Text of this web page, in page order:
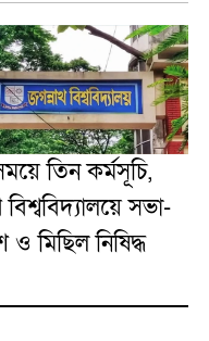
তিন কর্মসূচি,
সভা-
ও মিছিল নিষিদ্ধ